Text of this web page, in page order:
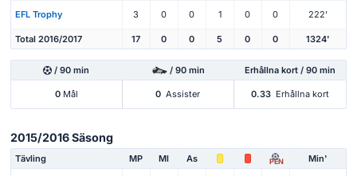
EFL Trophy 3 0 0 1 0 0 222'
Total 2016/2017 17 0 0 5 0 0 1324'
/ 90 min / 90 min Erhållna kort / 90 min
0Mål 0 Assister 0.33 Erhållna kort
2015/2016 Säsong
Tävling MP Ml As PEN Min'